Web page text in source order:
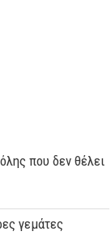
που δεν θέλει
γεμάτες